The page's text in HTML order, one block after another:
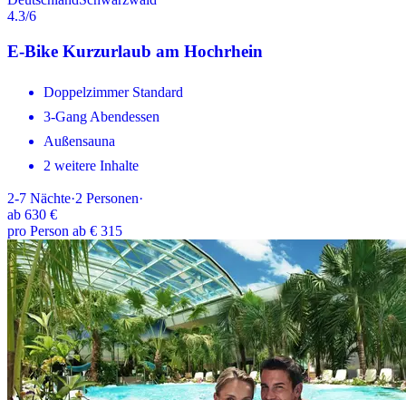
4.3/6
E-Bike Kurzurlaub am Hochrhein
Doppelzimmer Standard
3-Gang Abendessen
Außensauna
2 weitere Inhalte
2-7 Nächte·2 Personen·
ab 630 €
pro Person ab € 315